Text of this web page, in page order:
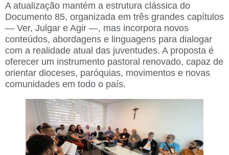
A atualização mantém a estrutura clássica do
Documento 85, organizada em três grandes capítulos
— Ver, Julgar e Agir —, mas incorpora novos
conteúdos, abordagens e linguagens para dialogar
com a realidade atual das juventudes. A proposta é
oferecer um instrumento pastoral renovado, capaz de
orientar dioceses, paróquias, movimentos e novas
comunidades em todo o país.